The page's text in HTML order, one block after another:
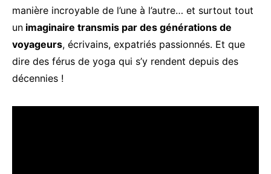
manière incroyable de l’une à l’autre… et surtout tout
un imaginaire transmis par des générations de
voyageurs, écrivains, expatriés passionnés. Et que
dire des férus de yoga qui s’y rendent depuis des
décennies !